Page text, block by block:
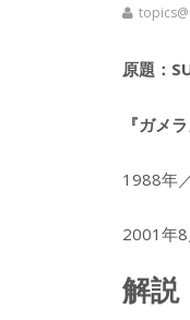
原題：
『ガメ
1988年
2001年
解説